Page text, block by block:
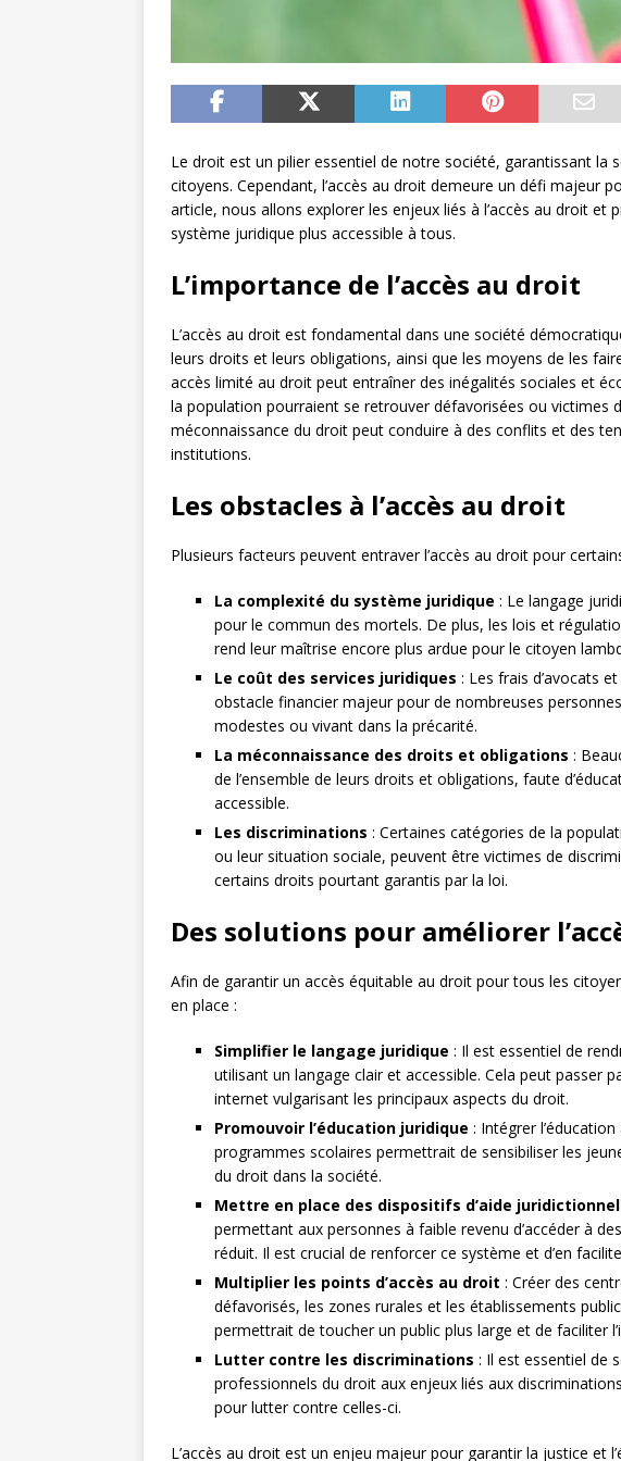
Le droit est un pilier essentiel de notre société, garantissant la
citoyens. Cependant, l’accès au droit demeure un défi majeur
article, nous allons explorer les enjeux liés à l’accès au droit et
système juridique plus accessible à tous.
L’importance de l’accès au droit
L’accès au droit est fondamental dans une société
leurs droits et leurs obligations, ainsi que les moyens de les
accès limité au droit peut entraîner des inégalités sociales et
la population pourraient se retrouver défavorisées ou victimes
méconnaissance du droit peut conduire à des conflits et des
institutions.
Les obstacles à l’accès au droit
Plusieurs facteurs peuvent entraver l’accès au droit pour
La complexité du système juridique : Le langage
pour le commun des mortels. De plus, les lois et
rend leur maîtrise encore plus ardue pour le citoyen
Le coût des services juridiques : Les frais d’avocats
obstacle financier majeur pour de nombreuses
modestes ou vivant dans la précarité.
La méconnaissance des droits et obligations :
de l’ensemble de leurs droits et obligations, faute
accessible.
Les discriminations : Certaines catégories de la
ou leur situation sociale, peuvent être victimes de
certains droits pourtant garantis par la loi.
Des solutions pour améliorer
Afin de garantir un accès équitable au droit pour tous les
en place :
Simplifier le langage juridique : Il est essentiel de
utilisant un langage clair et accessible. Cela peut passer
internet vulgarisant les principaux aspects du droit.
Promouvoir l’éducation juridique : Intégrer
programmes scolaires permettrait de sensibiliser les
du droit dans la société.
Mettre en place des dispositifs d’aide
permettant aux personnes à faible revenu d’accéder à
réduit. Il est crucial de renforcer ce système et d’en
Multiplier les points d’accès au droit : Créer des
défavorisés, les zones rurales et les établissements
permettrait de toucher un public plus large et de faciliter
Lutter contre les discriminations : Il est essentiel de
professionnels du droit aux enjeux liés aux
pour lutter contre celles-ci.
L’accès au droit est un enjeu majeur pour garantir la justice et